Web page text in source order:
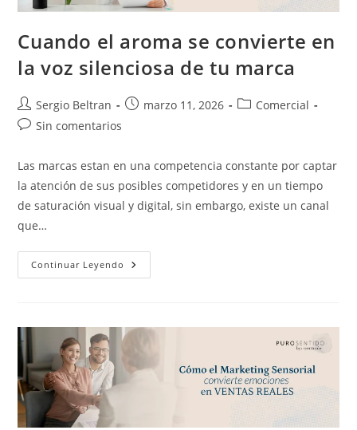
Cuando el aroma se convierte en
la voz silenciosa de tu marca
Sergio Beltran marzo 11, 2026
Comercial
Sin comentarios
Las marcas estan en una competencia constante por captar
la atención de sus posibles competidores y en un tiempo
de saturación visual y digital, sin embargo, existe un canal
que…
Continuar Leyendo